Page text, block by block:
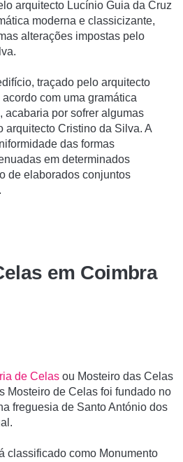
arquitecto Lucínio Guia da Cruz
moderna e classicizante,
alterações impostas pelo
traçado pelo arquitecto
com uma gramática
acabaria por sofrer algumas
arquitecto Cristino da Silva. A
das formas
em determinados
de elaborados conjuntos
em Coimbra
de Celas ou Mosteiro das Celas
Mosteiro de Celas foi fundado no
freguesia de Santo António dos
classificado como Monumento